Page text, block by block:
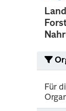
Für